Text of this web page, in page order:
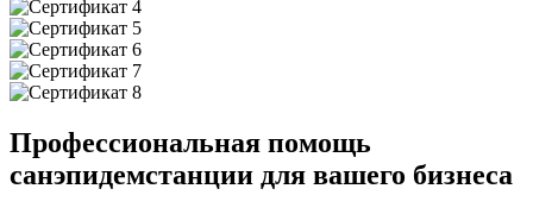
Профессиональная помощь
санэпидемстанции для вашего бизнеса